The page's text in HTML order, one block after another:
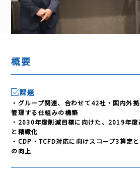
概要
課題
・グループ関連、合わせて42社・国内外
管理する仕組みの構築
・2030年度削減目標に向けた、2019年
と精緻化
・CDP・TCFD対応に向けスコープ3算定
の向上